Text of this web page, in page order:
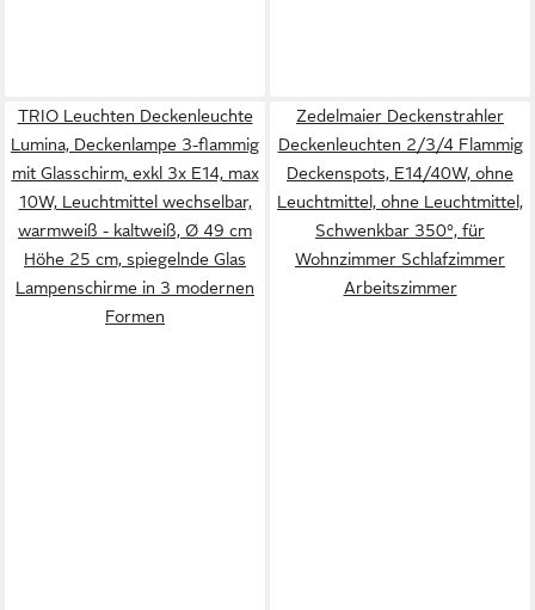
TRIO Leuchten Deckenleuchte
Lumina, Deckenlampe 3-flammig
mit Glasschirm, exkl 3x E14, max
10W, Leuchtmittel wechselbar,
warmweiß - kaltweiß, Ø 49 cm
Höhe 25 cm, spiegelnde Glas
Lampenschirme in 3 modernen
Formen
Zedelmaier Deckenstrahler
Deckenleuchten 2/3/4 Flammig
Deckenspots, E14/40W, ohne
Leuchtmittel, ohne Leuchtmittel,
Schwenkbar 350°, für
Wohnzimmer Schlafzimmer
Arbeitszimmer